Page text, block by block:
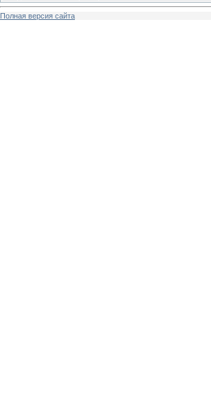
Полная версия сайта